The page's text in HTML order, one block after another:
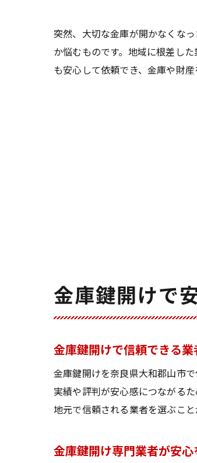
突然、大切な金庫が開かなくな
か悩むものです。地域に根差し
も安心して依頼でき、金庫や財
金庫鍵開けで
金庫鍵開けで信頼できる
金庫鍵開けを奈良県大和郡山市
実績や評判が安心感につながる
地元で信頼される業者を選ぶこ
金庫鍵開け専門業者が安心